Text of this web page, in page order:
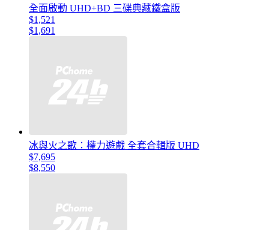
全面啟動 UHD+BD 三碟典藏鐵盒版
$1,521
$1,691
冰與火之歌：權力遊戲 全套合輯版 UHD
$7,695
$8,550